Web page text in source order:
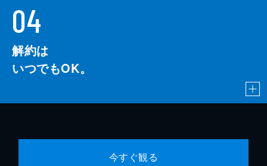
04
解約は
いつでもOK。
今すぐ観る